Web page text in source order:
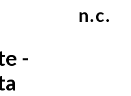
n.c.
-